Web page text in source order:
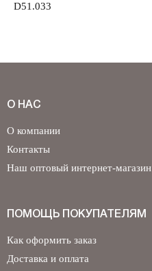
D51.033
О НАС
О компании
Контакты
Наш оптовый интернет-магазин
ПОМОЩЬ ПОКУПАТЕЛЯМ
Как оформить заказ
Доставка и оплата